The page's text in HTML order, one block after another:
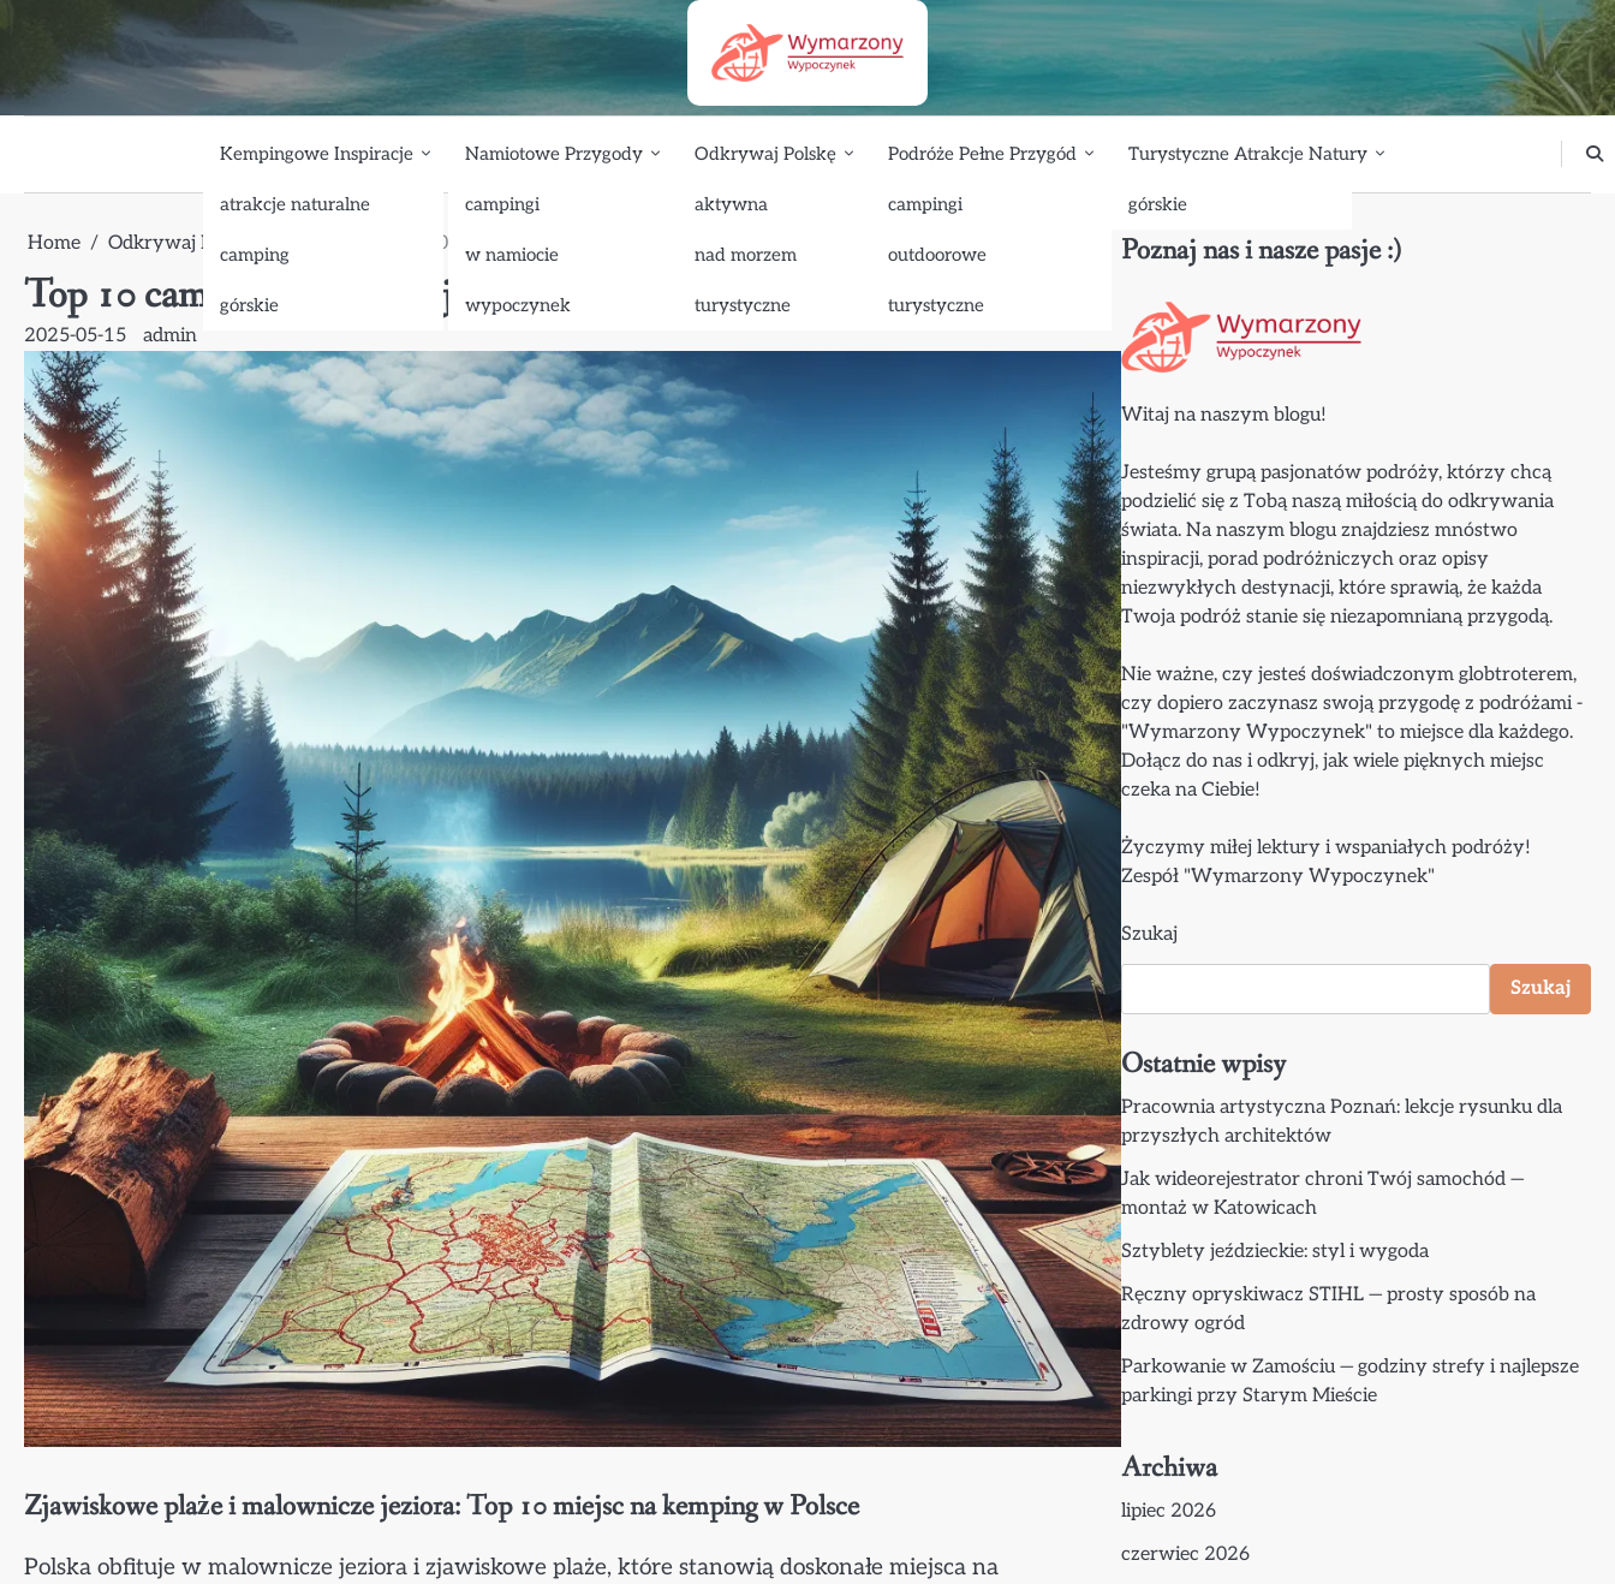
Kempingowe Inspiracje
atrakcje naturalne
camping
górskie
Namiotowe Przygody
campingi
w namiocie
wypoczynek
Odkrywaj Polskę
aktywna
nad morzem
turystyczne
Podróże Pełne Przygód
campingi
outdoorowe
turystyczne
Turystyczne Atrakcje Natury
górskie
Home Odkrywaj Polskę Top 10 campingowych miejsc w Polsce, które musisz odwiedzić!
Top 10 campingowych miejsc w Polsce, które musisz odwiedzić!
2025-05-15 admin
Zjawiskowe plaże i malownicze jeziora: Top 10 miejsc na kemping w Polsce
Polska obfituje w malownicze jeziora i zjawiskowe plaże, które stanowią doskonałe miejsca na
Poznaj nas i nasze pasje :)
Witaj na naszym blogu!
Jesteśmy grupą pasjonatów podróży, którzy chcą
podzielić się z Tobą naszą miłością do odkrywania
świata. Na naszym blogu znajdziesz mnóstwo
inspiracji, porad podróżniczych oraz opisy
niezwykłych destynacji, które sprawią, że każda
Twoja podróż stanie się niezapomnianą przygodą.
Nie ważne, czy jesteś doświadczonym globtroterem,
czy dopiero zaczynasz swoją przygodę z podróżami -
"Wymarzony Wypoczynek" to miejsce dla każdego.
Dołącz do nas i odkryj, jak wiele pięknych miejsc
czeka na Ciebie!
Życzymy miłej lektury i wspaniałych podróży!
Zespół "Wymarzony Wypoczynek"
Szukaj
Szukaj
Ostatnie wpisy
Pracownia artystyczna Poznań: lekcje rysunku dla
przyszłych architektów
Jak wideorejestrator chroni Twój samochód —
montaż w Katowicach
Sztyblety jeździeckie: styl i wygoda
Ręczny opryskiwacz STIHL — prosty sposób na
zdrowy ogród
Parkowanie w Zamościu — godziny strefy i najlepsze
parkingi przy Starym Mieście
Archiwa
lipiec 2026
czerwiec 2026